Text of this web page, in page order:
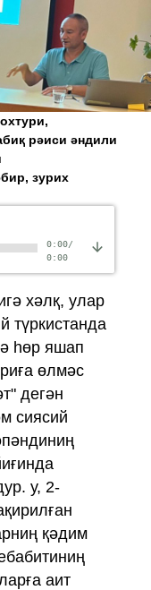
рәиси әндили
зурих
0:00/
0:00
хәлқ, улар
түркистанда
һөр яшап
өлмәс
дегән
сиясий
у, 2-
қәдим
аит